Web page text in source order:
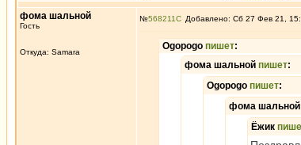
фома шальной
Гость
Откуда: Samara
№568211 Добавлено: Сб 27 Фев 21,
Ogopogo пишет:
фома шальной пишет:
Ogopogo пишет:
фома шальной
Ёжик